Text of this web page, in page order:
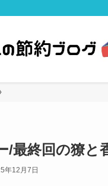
/最終回の獠
年12月7日